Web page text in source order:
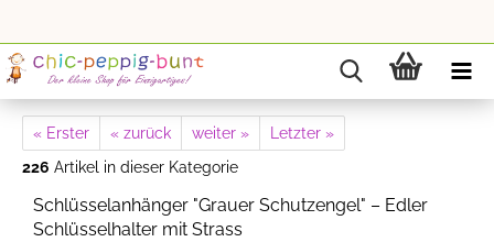
« Erster « zurück weiter »
Letzter »
226 Artikel in dieser Kategorie
Schlüsselanhänger "Grauer Schutzengel" – Edler
Schlüsselhalter mit Strass